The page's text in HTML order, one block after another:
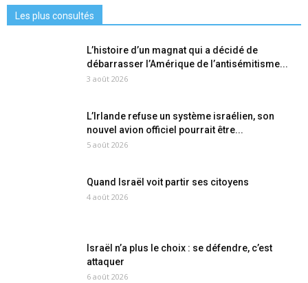
Les plus consultés
L’histoire d’un magnat qui a décidé de
débarrasser l’Amérique de l’antisémitisme...
3 août 2026
L’Irlande refuse un système israélien, son
nouvel avion officiel pourrait être...
5 août 2026
Quand Israël voit partir ses citoyens
4 août 2026
Israël n’a plus le choix : se défendre, c’est
attaquer
6 août 2026